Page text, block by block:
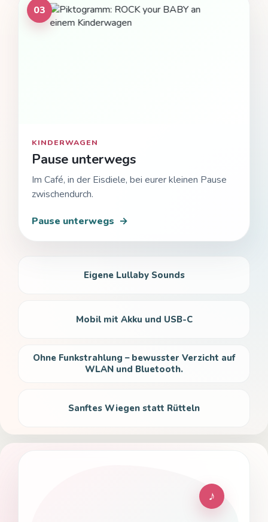
03
KINDERWAGEN
Pause unterwegs
Im Café, in der Eisdiele, bei eurer kleinen Pause
zwischendurch.
Pause unterwegs →
Eigene Lullaby Sounds
Mobil mit Akku und USB-C
Ohne Funkstrahlung – bewusster Verzicht auf
WLAN und Bluetooth.
Sanftes Wiegen statt Rütteln
♪